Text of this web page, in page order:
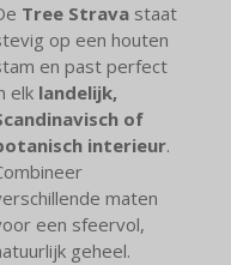
Tree Strava staat
op een houten
en past perfect
elk landelijk,
of
interieur.
maten
een sfeervol,
geheel.